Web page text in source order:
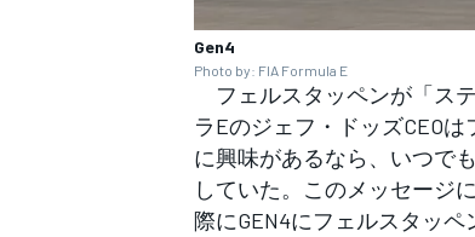
すべてのカテゴリー
Gen4
Photo by: FIA Formula E
フェルスタッペンが「ス
ラEのジェフ・ドッズCEO
に興味があるなら、いつで
していた。このメッセージ
際にGEN4にフェルスタッ